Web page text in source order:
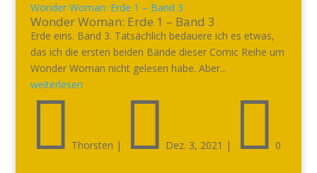
Wonder Woman: Erde 1 – Band 3
Wonder Woman: Erde 1 – Band 3
Erde eins. Band 3. Tatsächlich bedauere ich es etwas,
das ich die ersten beiden Bände dieser Comic Reihe um
Wonder Woman nicht gelesen habe. Aber...
weiterlesen
 Thorsten |  Dez. 3, 2021 |  0